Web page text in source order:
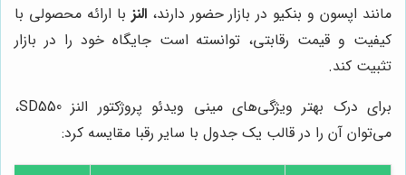
مانند اپسون و بنکیو در بازار حضور دارند،النز با ارائه محصولی با
کیفیت و قیمت رقابتی، توانسته است جایگاه خود را در بازار
تثبیت کند.
برای درک بهتر ویژگی‌های مینی ویدئو پروژکتور النز SD550،
می‌توان آن را در قالب یک جدول با سایر رقبا مقایسه کرد: